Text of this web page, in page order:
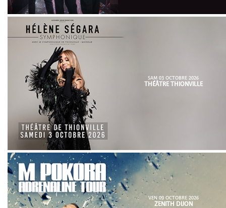
SAM 03 OCTOBRE 2026
THÉÂTRE THIONVILLE
VEN 09 OCTOBRE 2026
ZENITH DIJON